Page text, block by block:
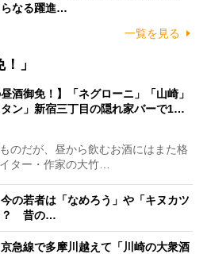
なる躍進…
一覧を見る
」
昼酒御免！】「ネグローニ」「山崎」
タン」新宿三丁目の隠れ家バーで1…
のだが、昼から飲むお酒にはまた格
ター・作家の大竹…
の若者は「なめろう」や「キヌカツ
？ 昔の…
急線で多摩川越えて「川崎の大衆酒